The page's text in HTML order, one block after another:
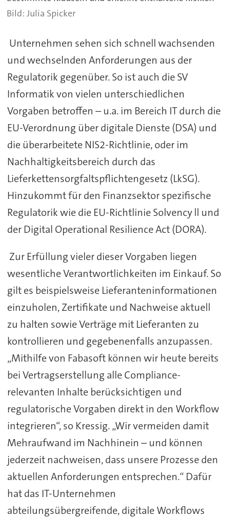
Julia Spicker
Unternehmen sehen sich schnell wachsenden
und wechselnden Anforderungen aus der
Regulatorik gegenüber. So ist auch die SV
Informatik von vielen unterschiedlichen
Vorgaben betroffen – u.a. im Bereich IT durch die
EU-Verordnung über digitale Dienste (DSA) und
die überarbeitete NIS2-Richtlinie, oder im
Nachhaltigkeitsbereich durch das
Lieferkettensorgfaltspflichtengesetz (LkSG).
Hinzukommt für den Finanzsektor spezifische
Regulatorik wie die EU-Richtlinie Solvency ll und
der Digital Operational Resilience Act (DORA).
Zur Erfüllung vieler dieser Vorgaben liegen
wesentliche Verantwortlichkeiten im Einkauf. So
gilt es beispielsweise Lieferanteninformationen
einzuholen, Zertifikate und Nachweise aktuell
zu halten sowie Verträge mit Lieferanten zu
kontrollieren und gegebenenfalls anzupassen.
„Mithilfe von Fabasoft können wir heute bereits
bei Vertragserstellung alle Compliance-
relevanten Inhalte berücksichtigen und
regulatorische Vorgaben direkt in den Workflow
integrieren“, so Kressig. „Wir vermeiden damit
Mehraufwand im Nachhinein – und können
jederzeit nachweisen, dass unsere Prozesse den
aktuellen Anforderungen entsprechen.“ Dafür
hat das IT-Unternehmen
abteilungsübergreifende, digitale Workflows